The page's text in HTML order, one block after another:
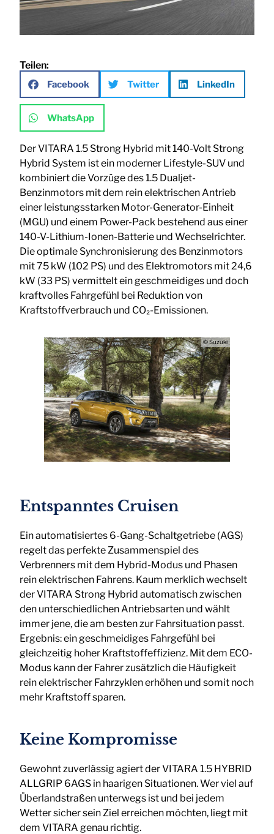
Teilen:
Facebook Twitter LinkedIn
WhatsApp
Der VITARA 1.5 Strong Hybrid mit 140-Volt Strong
Hybrid System ist ein moderner Lifestyle-SUV und
kombiniert die Vorzüge des 1.5 Dualjet-
Benzinmotors mit dem rein elektrischen Antrieb
einer leistungsstarken Motor-Generator-Einheit
(MGU) und einem Power-Pack bestehend aus einer
140-V-Lithium-Ionen-Batterie und Wechselrichter.
Die optimale Synchronisierung des Benzinmotors
mit 75 kW (102 PS) und des Elektromotors mit 24,6
kW (33 PS) vermittelt ein geschmeidiges und doch
kraftvolles Fahrgefühl bei Reduktion von
Kraftstoffverbrauch und CO₂-Emissionen.
© Suzuki
Entspanntes Cruisen
Ein automatisiertes 6-Gang-Schaltgetriebe (AGS)
regelt das perfekte Zusammenspiel des
Verbrenners mit dem Hybrid-Modus und Phasen
rein elektrischen Fahrens. Kaum merklich wechselt
der VITARA Strong Hybrid automatisch zwischen
den unterschiedlichen Antriebsarten und wählt
immer jene, die am besten zur Fahrsituation passt.
Ergebnis: ein geschmeidiges Fahrgefühl bei
gleichzeitig hoher Kraftstoffeffizienz. Mit dem ECO-
Modus kann der Fahrer zusätzlich die Häufigkeit
rein elektrischer Fahrzyklen erhöhen und somit noch
mehr Kraftstoff sparen.
Keine Kompromisse
Gewohnt zuverlässig agiert der VITARA 1.5 HYBRID
ALLGRIP 6AGS in haarigen Situationen. Wer viel auf
Überlandstraßen unterwegs ist und bei jedem
Wetter sicher sein Ziel erreichen möchten, liegt mit
dem VITARA genau richtig.